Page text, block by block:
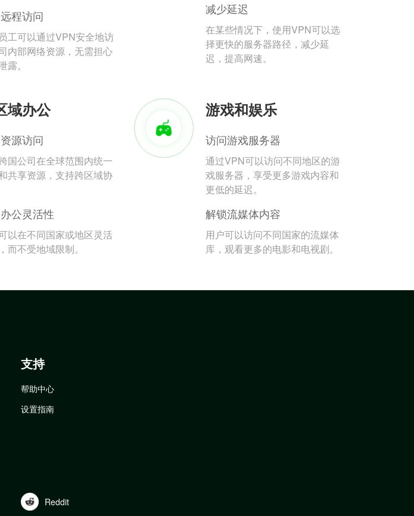
程访问
工可以通过VPN安全地访
内部网络资源，无需担心
露。
减少延迟
在某些情况下，使用VPN可以选
择更快的服务器路径，减少延
迟，提高网速。
域办公
源访问
国公司在全球范围内统一
共享资源，支持跨区域协
公灵活性
以在不同国家或地区灵活
而不受地域限制。
游戏和娱乐
访问游戏服务器
通过VPN可以访问不同地区的游
戏服务器，享受更多游戏内容和
更低的延迟。
解锁流媒体内容
用户可以访问不同国家的流媒体
库，观看更多的电影和电视剧。
支持
帮助中心
设置指南
Reddit